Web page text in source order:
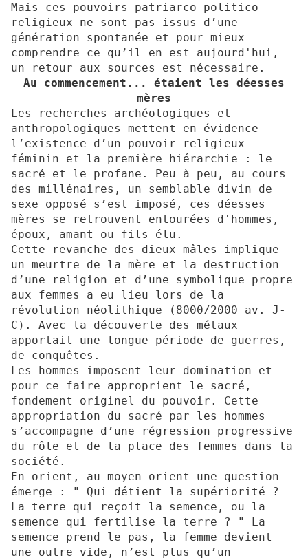
Mais ces pouvoirs patriarco-politico-
religieux ne sont pas issus d’une
génération spontanée et pour mieux
comprendre ce qu’il en est aujourd'hui,
un retour aux sources est nécessaire.
Au commencement... étaient les déesses
mères
Les recherches archéologiques et
anthropologiques mettent en évidence
l’existence d’un pouvoir religieux
féminin et la première hiérarchie : le
sacré et le profane. Peu à peu, au cours
des millénaires, un semblable divin de
sexe opposé s’est imposé, ces déesses
mères se retrouvent entourées d'hommes,
époux, amant ou fils élu.
Cette revanche des dieux mâles implique
un meurtre de la mère et la destruction
d’une religion et d’une symbolique propre
aux femmes a eu lieu lors de la
révolution néolithique (8000/2000 av. J-
C). Avec la découverte des métaux
apportait une longue période de guerres,
de conquêtes.
Les hommes imposent leur domination et
pour ce faire approprient le sacré,
fondement originel du pouvoir. Cette
appropriation du sacré par les hommes
s’accompagne d’une régression progressive
du rôle et de la place des femmes dans la
société.
En orient, au moyen orient une question
émerge : " Qui détient la supériorité ?
La terre qui reçoit la semence, ou la
semence qui fertilise la terre ? " La
semence prend le pas, la femme devient
une outre vide, n’est plus qu’un